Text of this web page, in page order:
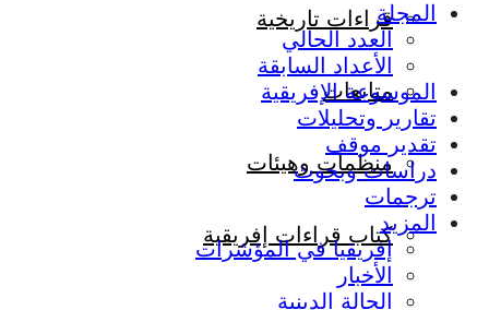
قراءات تاريخية
متابعات
منظمات وهيئات
كتاب قراءات إفريقية
المجلة
العدد الحالي
الأعداد السابقة
الموسوعة الإفريقية
تقارير وتحليلات
تقدير موقف
دراسات وبحوث
ترجمات
المزيد
إفريقيا في المؤشرات
الأخبار
الحالة الدينية